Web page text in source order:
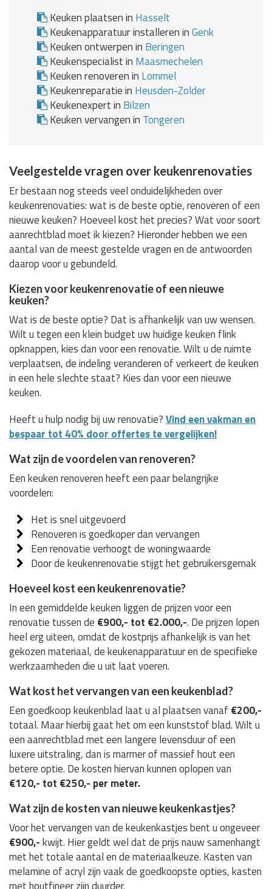
Keuken plaatsen in Hasselt
Keukenapparatuur installeren inGenk
Keuken ontwerpen in Beringen
Keukenspecialist in Maasmechelen
Keuken renoveren in Lommel
Keukenreparatie in Heusden-Zolder
Keukenexpert in Bilzen
Keuken vervangen in Tongeren
Veelgestelde vragen over keukenrenovaties
Er bestaan nog steeds veel onduidelijkheden over
keukenrenovaties: wat is de beste optie, renoveren of een
nieuwe keuken? Hoeveel kost het precies? Wat voor soort
aanrechtblad moet ik kiezen? Hieronder hebben we een
aantal van de meest gestelde vragen en de antwoorden
daarop voor u gebundeld.
Kiezen voor keukenrenovatie of een nieuwe
keuken?
Wat is de beste optie? Dat is afhankelijk van uw wensen.
Wilt u tegen een klein budget uw huidige keuken flink
opknappen, kies dan voor een renovatie. Wilt u de ruimte
verplaatsen, de indeling veranderen of verkeert de keuken
in een hele slechte staat? Kies dan voor een nieuwe
keuken.
Heeft u hulp nodig bij uw renovatie?Vind een vakman en
bespaar tot 40% door offertes te vergelijken!
Wat zijn de voordelen van renoveren?
Een keuken renoveren heeft een paar belangrijke
voordelen:
Het is snel uitgevoerd
Renoveren is goedkoper dan vervangen
Een renovatie verhoogt de woningwaarde
Door de keukenrenovatie stijgt het gebruikersgemak
Hoeveel kost een keukenrenovatie?
In een gemiddelde keuken liggen de prijzen voor een
renovatie tussen de €900,- tot €2.000,-. De prijzen lopen
heel erg uiteen, omdat de kostprijs afhankelijk is van het
gekozen materiaal, de keukenapparatuur en de specifieke
werkzaamheden die u uit laat voeren.
Wat kost het vervangen van een keukenblad?
Een goedkoop keukenblad laat u al plaatsen vanaf €200,-
totaal. Maar hierbij gaat het om een kunststof blad. Wilt u
een aanrechtblad met een langere levensduur of een
luxere uitstraling, dan is marmer of massief hout een
betere optie. De kosten hiervan kunnen oplopen van
€120,- tot €250,- per meter.
Wat zijn de kosten van nieuwe keukenkastjes?
Voor het vervangen van de keukenkastjes bent u ongeveer
€900,-kwijt. Hier geldt wel dat de prijs nauw samenhangt
met het totale aantal en de materiaalkeuze. Kasten van
melamine of acryl zijn vaak de goedkoopste opties, kasten